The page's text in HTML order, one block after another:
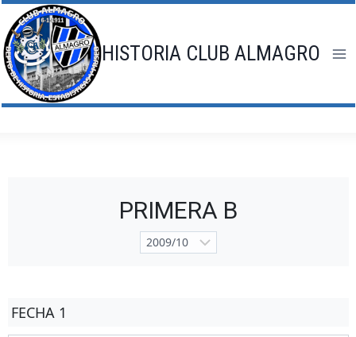
Saltar
al
contenido
HISTORIA CLUB ALMAGRO
PRIMERA B
FECHA 1